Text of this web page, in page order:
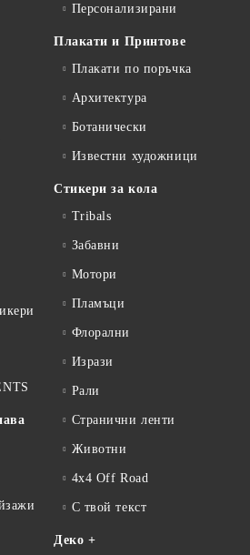
Персонализирани
Плакати и Принтове
Плакати по поръчка
Архитектура
Ботанически
Известни художници
Стикери за кола
Tribals
Забавни
Мотори
Пламъци
Флорални
Изрази
Рали
Странични ленти
Животни
4x4 Off Road
С твой текст
Деко +